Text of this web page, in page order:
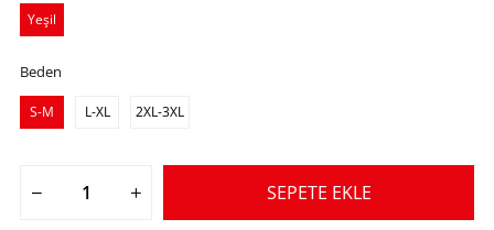
Yeşil
Beden
S-M L-XL 2XL-3XL